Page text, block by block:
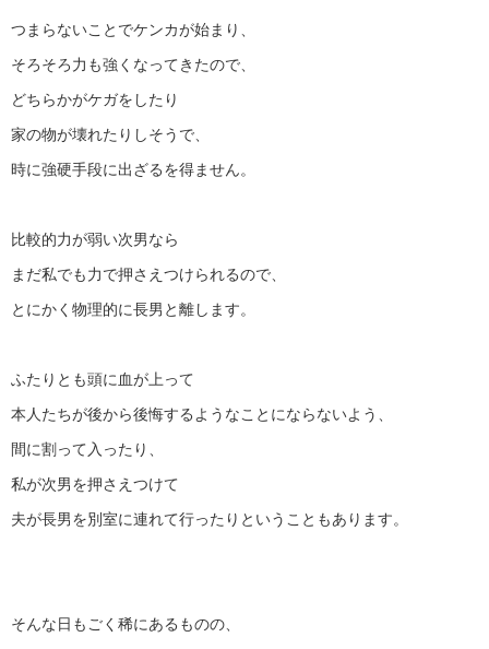
つまらないことでケンカが始まり、
そろそろ力も強くなってきたので、
どちらかがケガをしたり
家の物が壊れたりしそうで、
時に強硬手段に出ざるを得ません。
比較的力が弱い次男なら
まだ私でも力で押さえつけられるので、
とにかく物理的に長男と離します。
ふたりとも頭に血が上って
本人たちが後から後悔するようなことにならないよう、
間に割って入ったり、
私が次男を押さえつけて
夫が長男を別室に連れて行ったりということもあります。
そんな日もごく稀にあるものの、